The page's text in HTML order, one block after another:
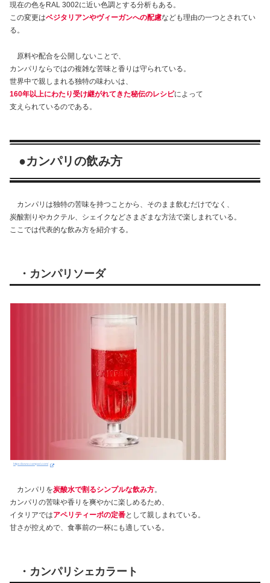
現在の色をRAL 3002に近い色調とする分析もある。
この変更はベジタリアンやヴィーガンへの配慮なども理由の一つとされてい
る。
原料や配合を公開しないことで、
カンパリならではの複雑な苦味と香りは守られている。
世界中で親しまれる独特の味わいは、
160年以上にわたり受け継がれてきた秘伝のレシピによって
支えられているのである。
●カンパリの飲み方
カンパリは独特の苦味を持つことから、そのまま飲むだけでなく、
炭酸割りやカクテル、シェイクなどさまざまな方法で楽しまれている。
ここでは代表的な飲み方を紹介する。
・カンパリソーダ
https://www.campari.com/
カンパリを炭酸水で割るシンプルな飲み方。
カンパリの苦味や香りを爽やかに楽しめるため、
イタリアではアペリティーボの定番として親しまれている。
甘さが控えめで、食事前の一杯にも適している。
・カンパリシェカラート